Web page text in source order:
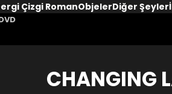
Çizgi RomanObjelerDiğer Şeyler
CHANGING